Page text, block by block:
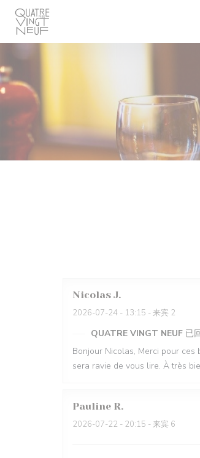
Cookie管理面板
Nicolas J
2026-07-24 - 13:15 - 来宾 2
QUATRE VINGT NEUF 已
Bonjour Nicolas, Merci pour
sera ravie de vous lire. À très
Pauline R
2026-07-22 - 20:15 - 来宾 6